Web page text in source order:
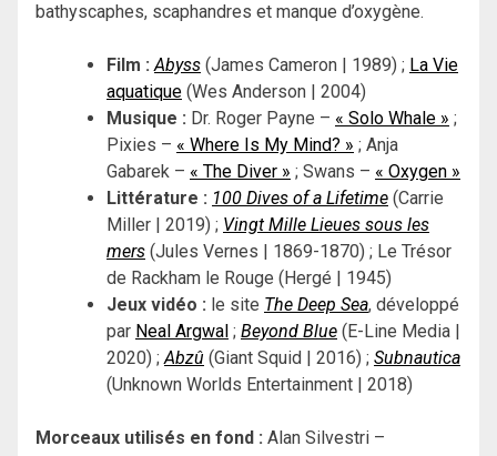
bathyscaphes, scaphandres et manque d’oxygène.
Film :Abyss (James Cameron | 1989) ; La Vie
aquatique (Wes Anderson | 2004)
Musique : Dr. Roger Payne – « Solo Whale » ;
Pixies – « Where Is My Mind? » ; Anja
Gabarek – « The Diver » ; Swans – « Oxygen »
Littérature : 100 Dives of a Lifetime (Carrie
Miller | 2019) ; Vingt Mille Lieues sous les
mers (Jules Vernes | 1869-1870) ; Le Trésor
de Rackham le Rouge (Hergé | 1945)
Jeux vidéo : le site The Deep Sea, développé
par Neal Argwal ; Beyond Blue (E-Line Media |
2020) ;Abzû (Giant Squid | 2016) ; Subnautica
(Unknown Worlds Entertainment | 2018)
Morceaux utilisés en fond : Alan Silvestri –